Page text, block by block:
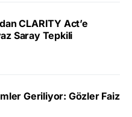
CLARITY Act’e
Saray Tepkili
Geriliyor: Gözler Faiz